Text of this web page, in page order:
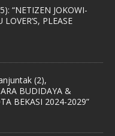
“NETIZEN JOKOWI-
PLEASE
(2),
BUDIDAYA &
BEKASI 2024-2029”